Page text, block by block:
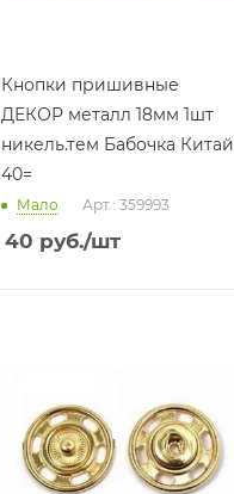
Кнопки пришивные
ДЕКОР металл 18мм 1шт
никель.тем Бабочка Китай
40=
Мало Арт.: 359993
40 руб./шт